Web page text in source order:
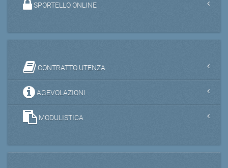
SPORTELLO ONLINE
CONTRATTO UTENZA
AGEVOLAZIONI
MODULISTICA